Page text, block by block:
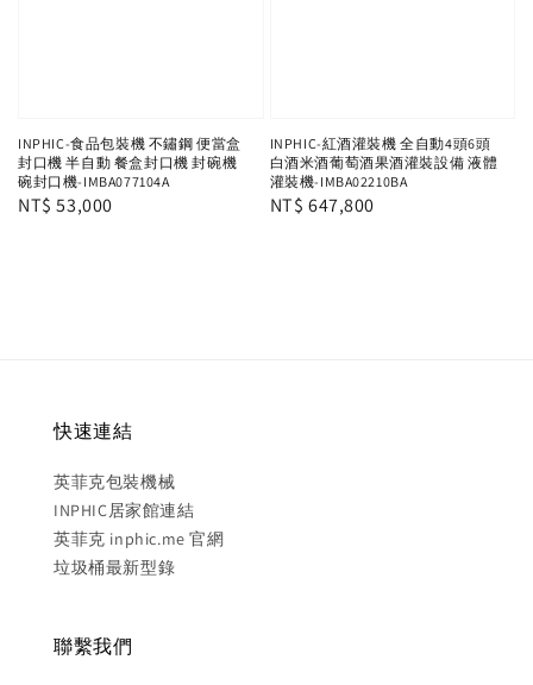
INPHIC-食品包裝機 不鏽鋼 便當盒
封口機 半自動 餐盒封口機 封碗機
碗封口機-IMBA077104A
Regular
NT$ 53,000
INPHIC-紅酒灌裝機 全自動4頭6頭
白酒米酒葡萄酒果酒灌裝設備 液體
灌裝機-IMBA02210BA
Regular
NT$ 647,800
快速連結
英菲克包裝機械
INPHIC居家館連結
英菲克 inphic.me 官網
垃圾桶最新型錄
聯繫我們